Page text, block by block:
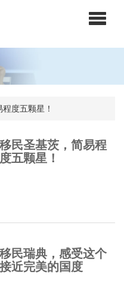
度五颗星！
移民圣基茨，简易程
度五颗星！
移民瑞典，感受这个
接近完美的国度